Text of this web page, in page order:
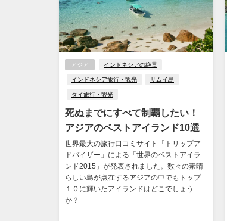
アジア インドネシアの絶景
インドネシア旅行・観光 サムイ島
タイ旅行・観光
死ぬまでにすべて制覇したい！
アジアのベストアイランド10選
世界最大の旅行口コミサイト「トリップア
ドバイザー」による「世界のベストアイラ
ンド2015」が発表されました。数々の素晴
らしい島が点在するアジアの中でもトップ
１０に輝いたアイランドはどこでしょう
か？